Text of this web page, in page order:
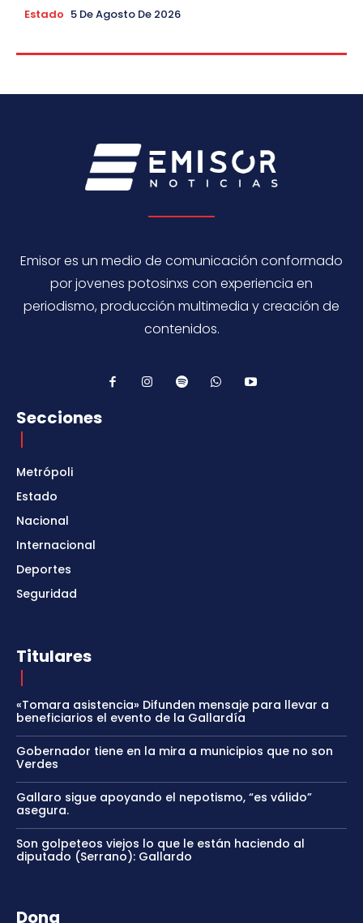
Estado 5 De Agosto De 2026
Emisor es un medio de comunicación conformado
por jovenes potosinxs con experiencia en
periodismo, producción multimedia y creación de
contenidos.
Secciones
Metrópoli
Estado
Nacional
Internacional
Deportes
Seguridad
Titulares
«Tomara asistencia» Difunden mensaje para llevar a
beneficiarios el evento de la Gallardía
Gobernador tiene en la mira a municipios que no son
Verdes
Gallaro sigue apoyando el nepotismo, “es válido”
asegura.
Son golpeteos viejos lo que le están haciendo al
diputado (Serrano): Gallardo
Dona